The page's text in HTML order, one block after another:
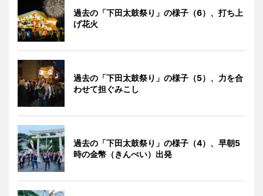
過去の「下田太鼓祭り」の様子（6）、打ち上
げ花火
過去の「下田太鼓祭り」の様子（5）、力を合
わせて担ぐみこし
過去の「下田太鼓祭り」の様子（4）、早朝5
時の金幣（きんぺい）出発